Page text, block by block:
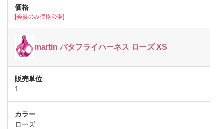
[会員のみ価格公開]
martin バタフライハーネス ローズ XS
1
ローズ